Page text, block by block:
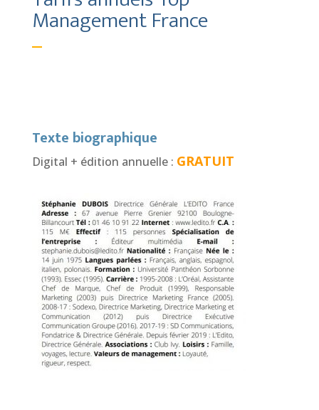
Management France
Texte biographique
Digital + édition annuelle : GRATUIT